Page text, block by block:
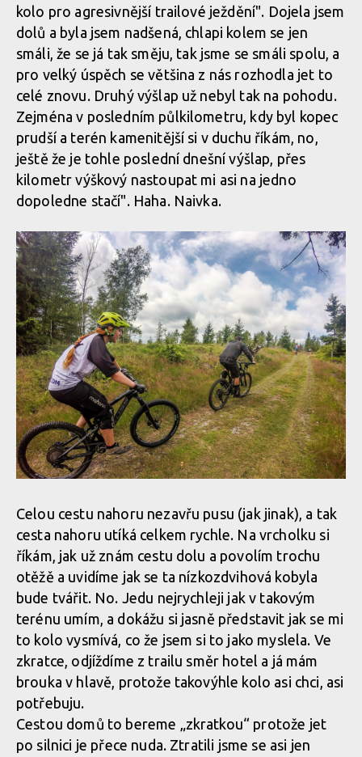
kolo pro agresivnější trailové ježdění". Dojela jsem
dolů a byla jsem nadšená, chlapi kolem se jen
smáli, že se já tak směju, tak jsme se smáli spolu, a
pro velký úspěch se většina z nás rozhodla jet to
celé znovu. Druhý výšlap už nebyl tak na pohodu.
Zejména v posledním půlkilometru, kdy byl kopec
prudší a terén kamenitější si v duchu říkám, no,
ještě že je tohle poslední dnešní výšlap, přes
kilometr výškový nastoupat mi asi na jedno
dopoledne stačí". Haha. Naivka.
Celou cestu nahoru nezavřu pusu (jak jinak), a tak
cesta nahoru utíká celkem rychle. Na vrcholku si
říkám, jak už znám cestu dolu a povolím trochu
otěžě a uvidíme jak se ta nízkozdvihová kobyla
bude tvářit. No. Jedu nejrychleji jak v takovým
terénu umím, a dokážu si jasně představit jak se mi
to kolo vysmívá, co že jsem si to jako myslela. Ve
zkratce, odjíždíme z trailu směr hotel a já mám
brouka v hlavě, protože takovýhle kolo asi chci, asi
potřebuju.
Cestou domů to bereme „zkratkou“ protože jet
po silnici je přece nuda. Ztratili jsme se asi jen